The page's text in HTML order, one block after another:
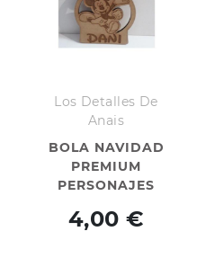
Los Detalles De
Anais
BOLA NAVIDAD
PREMIUM
PERSONAJES
4,00 €